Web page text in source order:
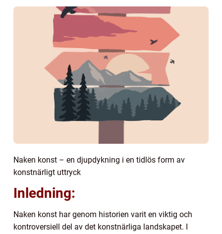
Naken konst – en djupdykning i en tidlös form av
konstnärligt uttryck
Inledning:
Naken konst har genom historien varit en viktig och
kontroversiell del av det konstnärliga landskapet. I